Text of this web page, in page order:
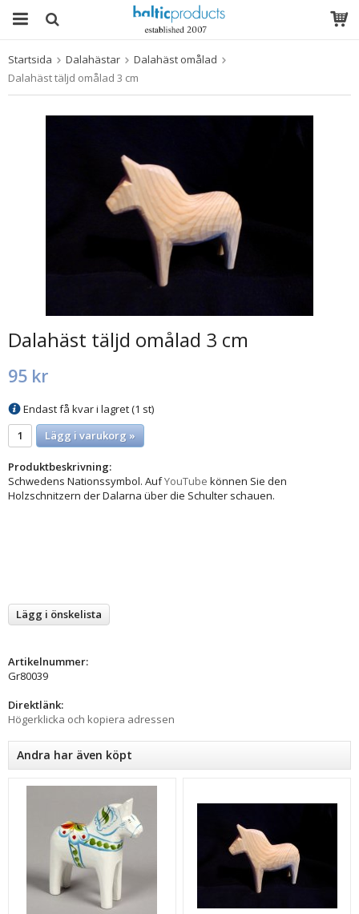
Produkten har blivit tillagd i varukorgen
Startsida Dalahästar
Dalahäst omålad
Dalahäst täljd omålad 3 cm
Dalahäst täljd omålad 3 cm
95 kr
Endast få kvar i lagret (1 st)
Lägg i varukorg »
Produktbeskrivning:
Schwedens Nationssymbol. AufYouTube können Sie den
Holzschnitzern der Dalarna über die Schulter schauen.
Lägg i önskelista
Artikelnummer:
Gr80039
Direktlänk:
Högerklicka och kopiera adressen
Andra har även köpt